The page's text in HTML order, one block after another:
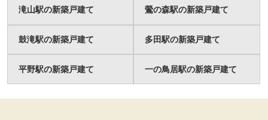
滝山駅の新築戸建て 鶯の森駅の新築戸建て
鼓滝駅の新築戸建て 多田駅の新築戸建て
平野駅の新築戸建て 一の鳥居駅の新築戸建て